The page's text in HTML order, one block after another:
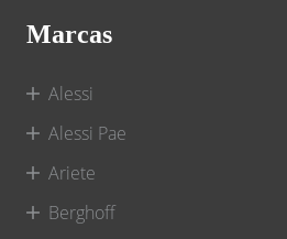
Marcas
Alessi
Alessi Pae
Ariete
Berghoff